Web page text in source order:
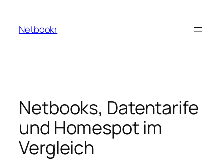
springen
Netbookr
Netbooks, Datentarife
und Homespot im
Vergleich